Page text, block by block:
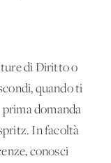
di Diritto o
quando ti
prima domanda
In facoltà
conosci